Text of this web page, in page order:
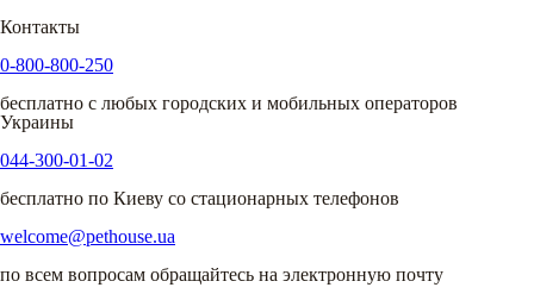
Контакты
0-800-800-250
бесплатно с любых городских и мобильных операторов
Украины
044-300-01-02
бесплатно по Киеву со стационарных телефонов
welcome@pethouse.ua
по всем вопросам обращайтесь на электронную почту